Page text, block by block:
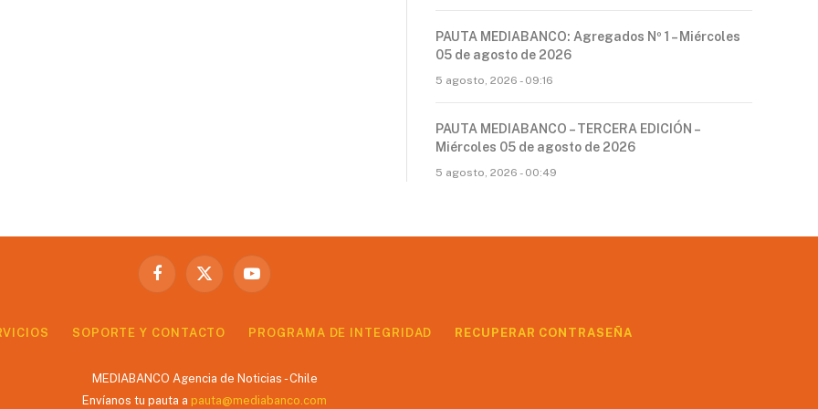
PAUTA MEDIABANCO: Agregados Nº 1 – Miércoles
05 de agosto de 2026
5 agosto, 2026 - 09:16
PAUTA MEDIABANCO – TERCERA EDICIÓN –
Miércoles 05 de agosto de 2026
5 agosto, 2026 - 00:49
Facebook
X
YouTube
SOPORTE Y CONTACTO PROGRAMA DE INTEGRIDAD RECUPERAR CONTRASEÑA
MEDIABANCO Agencia de Noticias - Chile
Envíanos tu pauta a pauta@mediabanco.com